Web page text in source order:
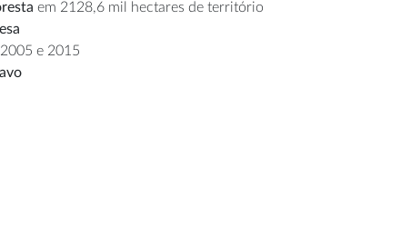
em 2128,6 mil hectares de território
e 2015